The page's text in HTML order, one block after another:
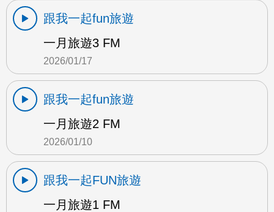
跟我一起fun旅遊
一月旅遊3 FM
2026/01/17
跟我一起fun旅遊
一月旅遊2 FM
2026/01/10
跟我一起FUN旅遊
一月旅遊1 FM